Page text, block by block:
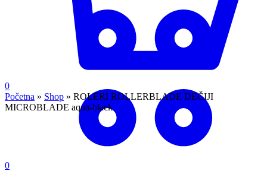
0
0
Početna » Shop » ROLERI ROLLERBLADE DEČIJI
MICROBLADE aqua-black